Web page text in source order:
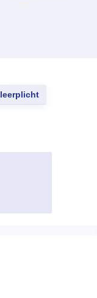
leerplicht